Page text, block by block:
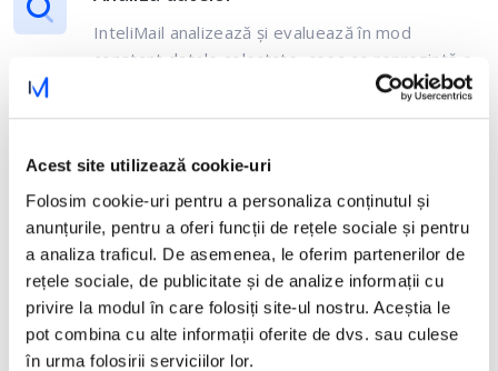
Acest site utilizează cookie-uri
Folosim cookie-uri pentru a personaliza conținutul și
anunțurile, pentru a oferi funcții de rețele sociale și pentru
a analiza traficul. De asemenea, le oferim partenerilor de
rețele sociale, de publicitate și de analize informații cu
privire la modul în care folosiți site-ul nostru. Aceștia le
pot combina cu alte informații oferite de dvs. sau culese
în urma folosirii serviciilor lor.
InteliMail analizează și evaluează în mod
constant datele colectate, ceea ce reprezintă o
bază importantă pentru personalizarea fiecărui
Decizie și execuție
InteliMail decide către ce client și când să trimită
e-mailul. Completați șablonul de e-mail cu text,
produse și trimiteți-l clientului.